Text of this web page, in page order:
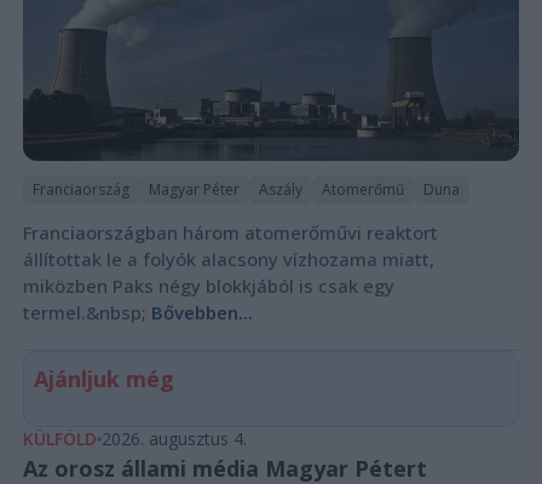
Franciaország Magyar Péter Aszály Atomerőmű Duna
Franciaországban három atomerőművi reaktort
állítottak le a folyók alacsony vízhozama miatt,
miközben Paks négy blokkjából is csak egy
termel.&nbsp; Bővebben...
Ajánljuk még
KÜLFÖLD 2026. augusztus 4.
Az orosz állami média Magyar Pétert